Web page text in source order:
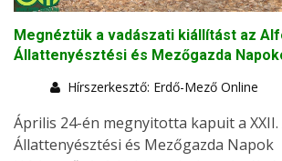
Megnéztük a vadászati kiállítást az
Állattenyésztési és Mezőgazda
Hírszerkesztő: Erdő-Mező Online
Április 24-én megnyitotta kapuit a
Állattenyésztési és Mezőgazda Napok